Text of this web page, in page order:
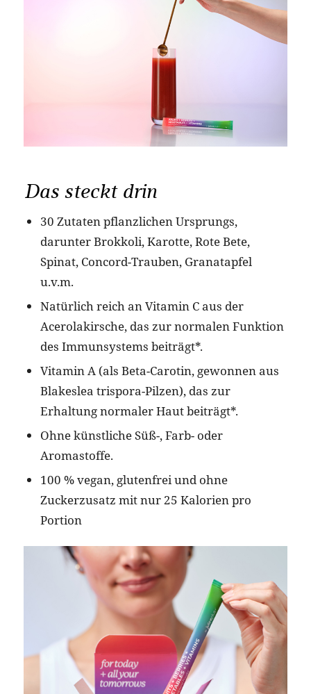
Das steckt drin
30 Zutaten pflanzlichen Ursprungs,
darunter Brokkoli, Karotte, Rote Bete,
Spinat, Concord-Trauben, Granatapfel
u.v.m.
Natürlich reich an Vitamin C aus der
Acerolakirsche, das zur normalen Funktion
des Immunsystems beiträgt*.
Vitamin A (als Beta-Carotin, gewonnen aus
Blakeslea trispora-Pilzen), das zur
Erhaltung normaler Haut beiträgt*.
Ohne künstliche Süß-, Farb- oder
Aromastoffe.
100 % vegan, glutenfrei und ohne
Zuckerzusatz mit nur 25 Kalorien pro
Portion